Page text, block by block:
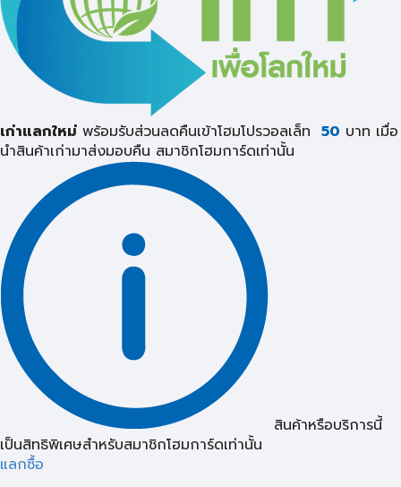
เก่าแลกใหม่ พร้อมรับส่วนลดคืนเข้าโฮมโปรวอลเล็ท 50 บาท เมื่อ
นำสินค้าเก่ามาส่งมอบคืน สมาชิกโฮมการ์ดเท่านั้น
สินค้าหรือบริการนี้
เป็นสิทธิพิเศษสำหรับสมาชิกโฮมการ์ดเท่านั้น
แลกซื้อ